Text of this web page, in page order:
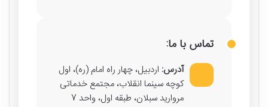
تماس با ما:
آدرس: اردبیل، چهار راه امام (ره)، اول
کوچه سینما انقلاب، مجتمع خدماتی
مروارید سبلان، طبقه اول، واحد 7